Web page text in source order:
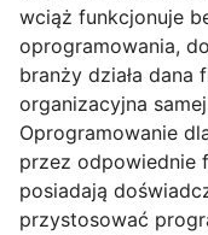
wciąż funkcjonuje
oprogramowania,
branży działa
organizacyjna
Oprogramowanie
przez odpowiednie
posiadają
przystosować